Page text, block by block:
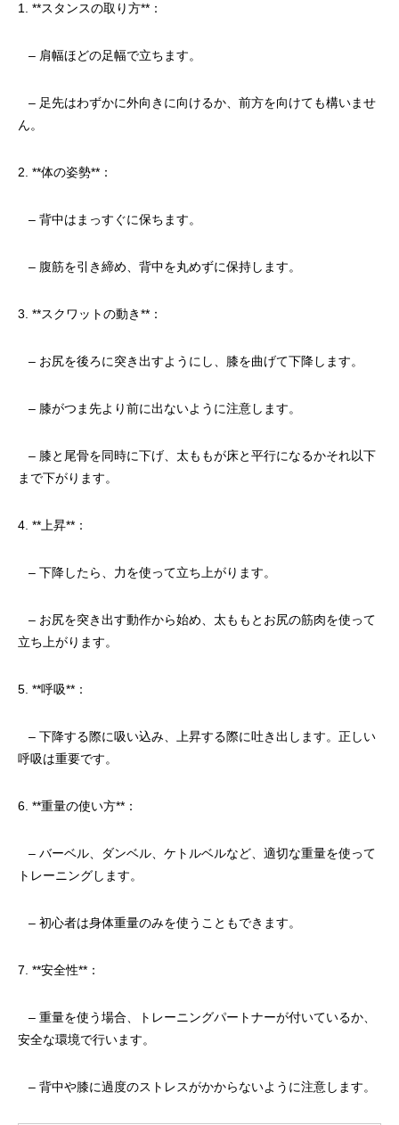
1. **スタンスの取り方**：
– 肩幅ほどの足幅で立ちます。
– 足先はわずかに外向きに向けるか、前方を向けても構いませ
ん。
2. **体の姿勢**：
– 背中はまっすぐに保ちます。
– 腹筋を引き締め、背中を丸めずに保持します。
3. **スクワットの動き**：
– お尻を後ろに突き出すようにし、膝を曲げて下降します。
– 膝がつま先より前に出ないように注意します。
– 膝と尾骨を同時に下げ、太ももが床と平行になるかそれ以下
まで下がります。
4. **上昇**：
– 下降したら、力を使って立ち上がります。
– お尻を突き出す動作から始め、太ももとお尻の筋肉を使って
立ち上がります。
5. **呼吸**：
– 下降する際に吸い込み、上昇する際に吐き出します。正しい
呼吸は重要です。
6. **重量の使い方**：
– バーベル、ダンベル、ケトルベルなど、適切な重量を使って
トレーニングします。
– 初心者は身体重量のみを使うこともできます。
7. **安全性**：
– 重量を使う場合、トレーニングパートナーが付いているか、
安全な環境で行います。
– 背中や膝に過度のストレスがかからないように注意します。